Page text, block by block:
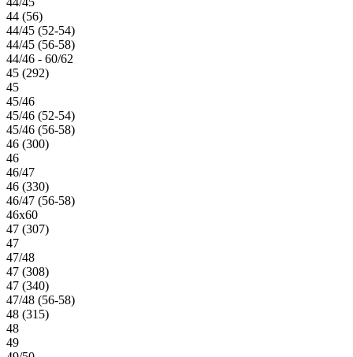
44 (56)
44/45 (52-54)
44/45 (56-58)
44/46 - 60/62
45 (292)
45
45/46
45/46 (52-54)
45/46 (56-58)
46 (300)
46
46/47
46 (330)
46/47 (56-58)
46х60
47 (307)
47
47/48
47 (308)
47 (340)
47/48 (56-58)
48 (315)
48
49